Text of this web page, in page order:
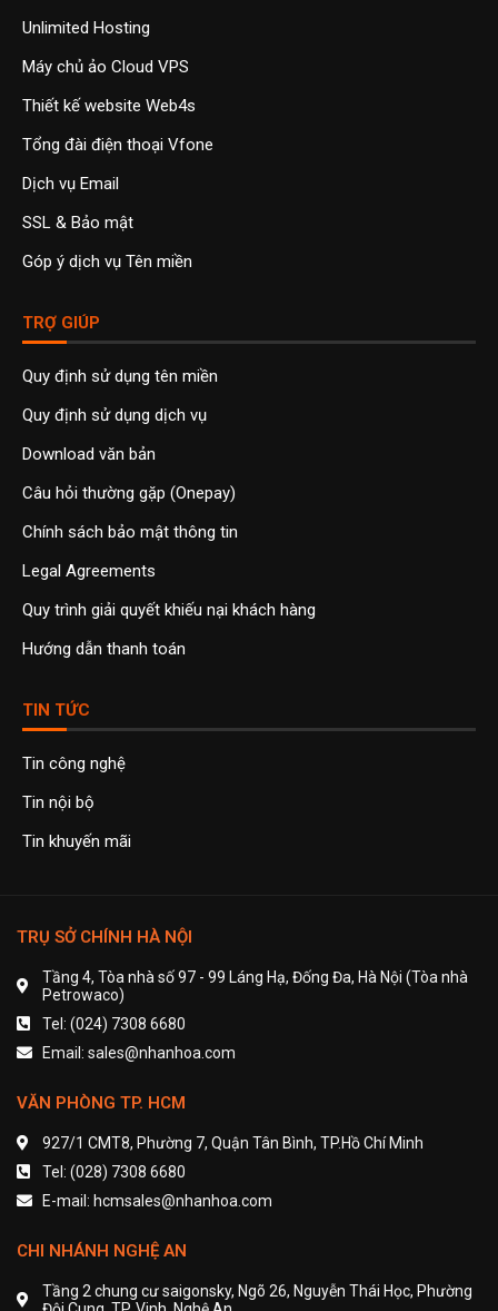
Unlimited Hosting
Máy chủ ảo Cloud VPS
Thiết kế website Web4s
Tổng đài điện thoại Vfone
Dịch vụ Email
SSL & Bảo mật
Góp ý dịch vụ Tên miền
TRỢ GIÚP
Quy định sử dụng tên miền
Quy định sử dụng dịch vụ
Download văn bản
Câu hỏi thường gặp (Onepay)
Chính sách bảo mật thông tin
Legal Agreements
Quy trình giải quyết khiếu nại khách hàng
Hướng dẫn thanh toán
TIN TỨC
Tin công nghệ
Tin nội bộ
Tin khuyến mãi
TRỤ SỞ CHÍNH HÀ NỘI
Tầng 4, Tòa nhà số 97 - 99 Láng Hạ, Đống Đa, Hà Nội (Tòa nhà
Petrowaco)
Tel: (024) 7308 6680
Email: sales@nhanhoa.com
VĂN PHÒNG TP. HCM
927/1 CMT8, Phường 7, Quận Tân Bình, TP.Hồ Chí Minh
Tel: (028) 7308 6680
E-mail: hcmsales@nhanhoa.com
CHI NHÁNH NGHỆ AN
Tầng 2 chung cư saigonsky, Ngõ 26, Nguyễn Thái Học, Phường